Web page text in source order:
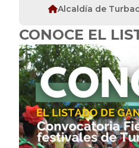
Alcaldía de
CONOCE EL